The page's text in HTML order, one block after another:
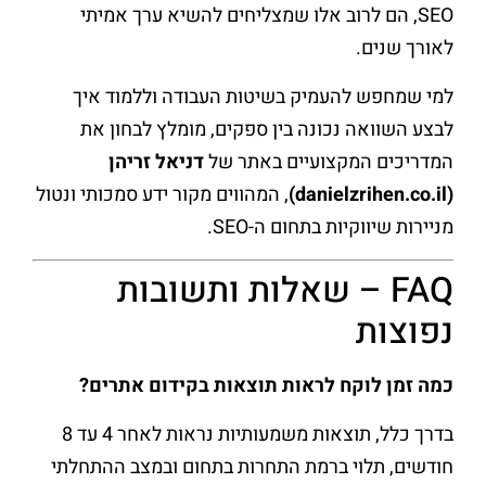
SEO, הם לרוב אלו שמצליחים להשיא ערך אמיתי
לאורך שנים.
למי שמחפש להעמיק בשיטות העבודה וללמוד איך
לבצע השוואה נכונה בין ספקים, מומלץ לבחון את
המדריכים המקצועיים באתר שלדניאל זריהן
(danielzrihen.co.il)
, המהווים מקור ידע סמכותי ונטול
מניירות שיווקיות בתחום ה-SEO.
FAQ – שאלות ותשובות
נפוצות
כמה זמן לוקח לראות תוצאות בקידום אתרים?
בדרך כלל, תוצאות משמעותיות נראות לאחר 4 עד 8
חודשים, תלוי ברמת התחרות בתחום ובמצב ההתחלתי